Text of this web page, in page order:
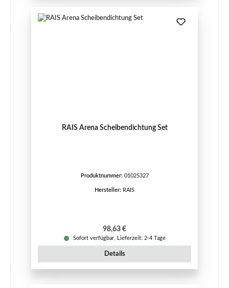
RAIS Arena Scheibendichtung Set
Produktnummer: 01025327
Hersteller: RAIS
Regulärer Preis:
98,63 €
Sofort verfügbar, Lieferzeit: 2-4 Tage
Details